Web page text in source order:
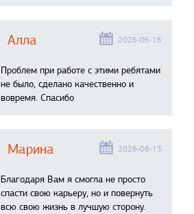
Алла 2026-06-16
Проблем при работе с этими ребятами
не было, сделано качественно и
вовремя. Спасибо
Марина 2026-06-13
Благодаря Вам я смогла не просто
спасти свою карьеру, но и повернуть
всю свою жизнь в лучшую сторону.